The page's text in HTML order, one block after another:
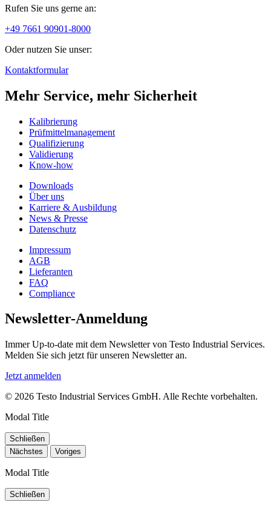
Rufen Sie uns gerne an:
+49 7661 90901-8000
Oder nutzen Sie unser:
Kontaktformular
Mehr Service, mehr Sicherheit
Kalibrierung
Prüfmittelmanagement
Qualifizierung
Validierung
Know-how
Downloads
Über uns
Karriere & Ausbildung
News & Presse
Datenschutz
Impressum
AGB
Lieferanten
FAQ
Compliance
Newsletter-Anmeldung
Immer Up-to-date mit dem Newsletter von Testo Industrial Services.
Melden Sie sich jetzt für unseren Newsletter an.
Jetzt anmelden
© 2026 Testo Industrial Services GmbH. Alle Rechte vorbehalten.
Modal Title
Schließen
Nächstes
Voriges
Modal Title
Schließen